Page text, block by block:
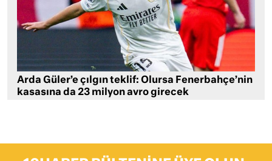
Arda Güler’e çılgın teklif: Olursa Fenerbahçe’nin
kasasına da 23 milyon avro girecek